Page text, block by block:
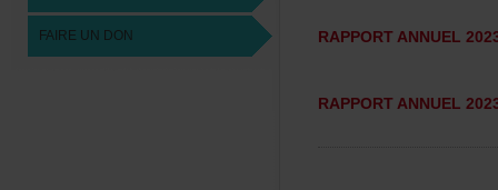
FAIREUNDON